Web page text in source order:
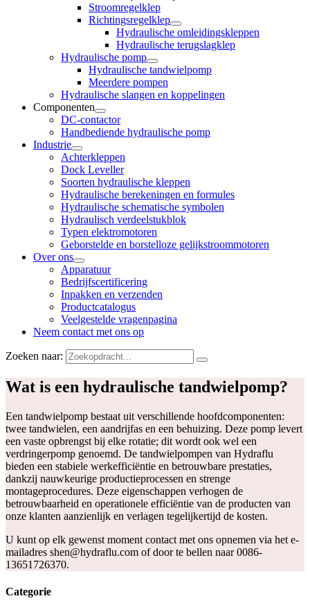
Stroomregelklep
Richtingsregelklep
Hydraulische omleidingskleppen
Hydraulische terugslagklep
Hydraulische pomp
Hydraulische tandwielpomp
Meerdere pompen
Hydraulische slangen en koppelingen
Componenten
DC-contactor
Handbediende hydraulische pomp
Industrie
Achterkleppen
Dock Leveller
Soorten hydraulische kleppen
Hydraulische berekeningen en formules
Hydraulische schematische symbolen
Hydraulisch verdeelstukblok
Typen elektromotoren
Geborstelde en borstelloze gelijkstroommotoren
Over ons
Apparatuur
Bedrijfscertificering
Inpakken en verzenden
Productcatalogus
Veelgestelde vragenpagina
Neem contact met ons op
Zoeken naar:
Wat is een hydraulische tandwielpomp?
Een tandwielpomp bestaat uit verschillende hoofdcomponenten:
twee tandwielen, een aandrijfas en een behuizing. Deze pomp levert
een vaste opbrengst bij elke rotatie; dit wordt ook wel een
verdringerpomp genoemd. De tandwielpompen van Hydraflu
bieden een stabiele werkefficiëntie en betrouwbare prestaties,
dankzij nauwkeurige productieprocessen en strenge
montageprocedures. Deze eigenschappen verhogen de
betrouwbaarheid en operationele efficiëntie van de producten van
onze klanten aanzienlijk en verlagen tegelijkertijd de kosten.
U kunt op elk gewenst moment contact met ons opnemen via het e-
mailadres shen@hydraflu.com of door te bellen naar 0086-
13651726370.
Categorie